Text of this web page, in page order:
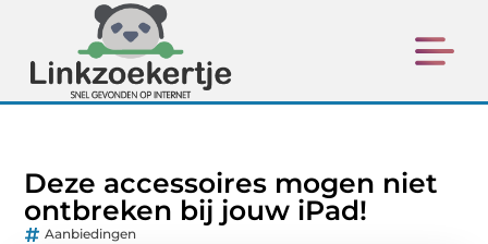
Deze accessoires mogen niet
ontbreken bij jouw iPad!
Aanbiedingen